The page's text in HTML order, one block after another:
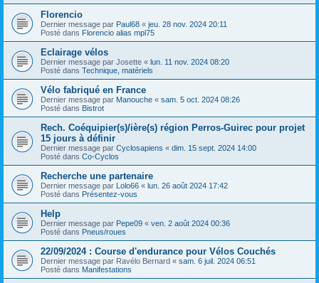
Florencio
Dernier message par Paul68 « jeu. 28 nov. 2024 20:11
Posté dans Florencio alias mpl75
Eclairage vélos
Dernier message par Josette « lun. 11 nov. 2024 08:20
Posté dans Technique, matériels
Vélo fabriqué en France
Dernier message par Manouche « sam. 5 oct. 2024 08:26
Posté dans Bistrot
Rech. Coéquipier(s)/ière(s) région Perros-Guirec pour projet
15 jours à définir
Dernier message par Cyclosapiens « dim. 15 sept. 2024 14:00
Posté dans Co-Cyclos
Recherche une partenaire
Dernier message par Lolo66 « lun. 26 août 2024 17:42
Posté dans Présentez-vous
Help
Dernier message par Pepe09 « ven. 2 août 2024 00:36
Posté dans Pneus/roues
22/09/2024 : Course d'endurance pour Vélos Couchés
Dernier message par Ravélo Bernard « sam. 6 juil. 2024 06:51
Posté dans Manifestations